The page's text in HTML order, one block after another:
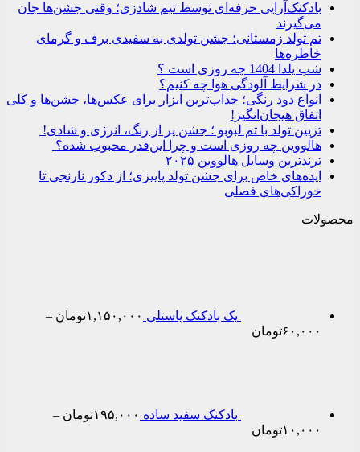
بادکنک‌آرایی حرفه‌ای توسط تیم شادزی؛ وقتی جشن‌ها جان
می‌گیرند
تم تولد زمستانی؛ جشن تولدی به سفیدی برف و گرمای
خاطره‌ها
شب یلدا 1404 چه روزی است ؟
در شرایط آلودگی هوا چه کنیم؟
انواع دود رنگی؛ جذاب‌ترین ابزار برای عکس‌ها، جشن‌ها و کلی
اتفاق هیجان‌انگیز!
تزیین تولد با تم لبوبو ؛ جشن پر از رنگ، انرژی و شادی!
هالووین چه روزی است و چرا این‌قدر محبوب شده؟
ترندترین وسایل هالووین ۲۰۲۵
ایده‌های خاص برای جشن تولد پاییزی؛ از دکور نارنجی تا
خوراکی‌های فصلی
محصولات
پک بادکنک پاستلی ۱,۱۵۰,۰۰۰تومان –
۶۰,۰۰۰تومان
بادکنک سفید ساده ۱۹۵,۰۰۰تومان –
۱۰,۰۰۰تومان